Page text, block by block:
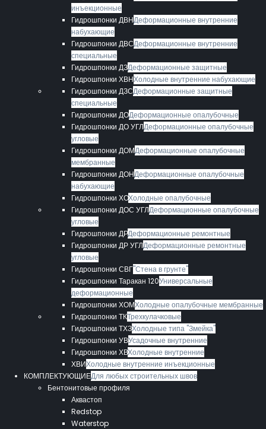
инъекционные
Гидрошпонки ДВНДеформационные внутренние
набухающие
Гидрошпонки ДВСДеформационные внутренние
специальные
Гидрошпонки ДЗДеформационные защитные
Гидрошпонки ХВНХолодные внутренние набухающие
Гидрошпонки ДЗСДеформационные защитные
специальные
Гидрошпонки ДОДеформационные опалубочные
Гидрошпонки ДО УГЛДеформационные опалубочные
угловые
Гидрошпонки ДОМДеформационные опалубочные
мембранные
Гидрошпонки ДОНДеформационные опалубочные
набухающие
Гидрошпонки ХОХолодные опалубочные
Гидрошпонки ДОС УГЛДеформационные опалубочные
угловые
Гидрошпонки ДРДеформационные ремонтные
Гидрошпонки ДР УГЛДеформационные ремонтные
угловые
Гидрошпонки СВГ"Стена в грунте"
Гидрошпонки Таракан 120Универсальные
деформационные
Гидрошпонки ХОМХолодные опалубочные мембранные
Гидрошпонки ТКТрехкулачковые
Гидрошпонки ТХЗХолодные типа "Змейка"
Гидрошпонки УВУсадочные внутренние
Гидрошпонки ХВХолодные внутренние
ХВИХолодные внутренние инъекционные
КОМПЛЕКТУЮЩИЕДля любых строительных швов
Бентонитовые профиля
Аквастоп
Redstop
Waterstop